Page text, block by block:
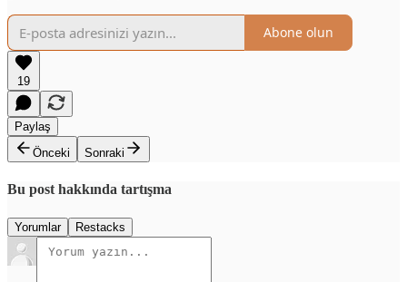
Abone olun
19
Paylaş
Önceki
Sonraki
Bu post hakkında tartışma
Yorumlar Restacks